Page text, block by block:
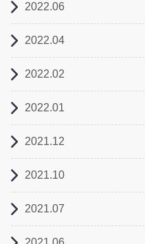
2022.06
2022.04
2022.02
2022.01
2021.12
2021.10
2021.07